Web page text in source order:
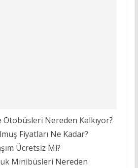
Otobüsleri Nereden Kalkıyor?
Fiyatları Ne Kadar?
Ücretsiz Mi?
Minibüsleri Nereden